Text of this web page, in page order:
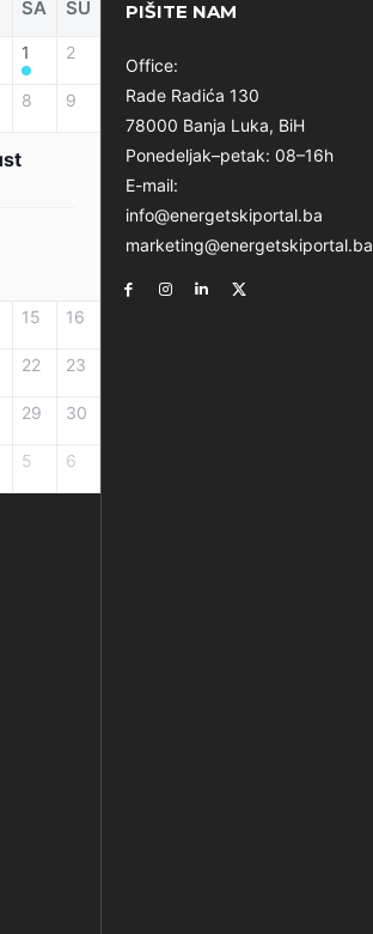
SA SU
1 2
8 9
15 16
22 23
29 30
5 6
PIŠITE NAM
Office:
Rade Radića 130
78000 Banja Luka, BiH
Ponedeljak–petak: 08–16h
E-mail:
info@energetskiportal.ba
marketing@energetskiportal.ba